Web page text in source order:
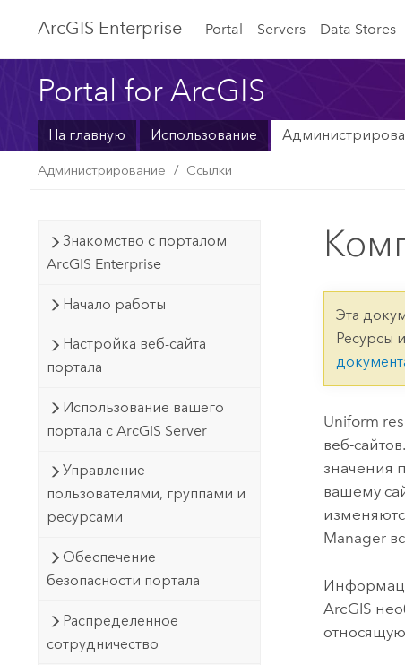
ArcGIS Enterprise Portal Servers Data Stores
Portal for ArcGIS
На главную Использование
Администрирование Ссылки
Знакомство с порталом
ArcGIS Enterprise
Начало работы
Настройка веб-сайта
портала
Использование вашего
портала с ArcGIS Server
Управление
пользователями, группами и
ресурсами
Обеспечение
безопасности портала
Распределенное
сотрудничество
Эта
Ресурсы
Uniform
веб-
значения
вашему
Manager
ArcGIS